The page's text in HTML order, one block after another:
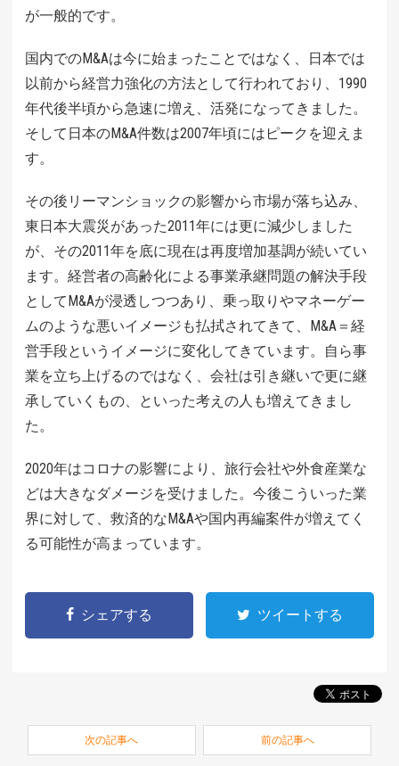
が一般的です。
国内でのM&Aは今に始まったことではなく、日本では
以前から経営力強化の方法として行われており、1990
年代後半頃から急速に増え、活発になってきました。
そして日本のM&A件数は2007年頃にはピークを迎えま
す。
その後リーマンショックの影響から市場が落ち込み、
東日本大震災があった2011年には更に減少しました
が、その2011年を底に現在は再度増加基調が続いてい
ます。経営者の高齢化による事業承継問題の解決手段
としてM&Aが浸透しつつあり、乗っ取りやマネーゲー
ムのような悪いイメージも払拭されてきて、M&A＝経
営手段というイメージに変化してきています。自ら事
業を立ち上げるのではなく、会社は引き継いで更に継
承していくもの、といった考えの人も増えてきまし
た。
2020年はコロナの影響により、旅行会社や外食産業な
どは大きなダメージを受けました。今後こういった業
界に対して、救済的なM&Aや国内再編案件が増えてく
る可能性が高まっています。
シェアする ツイートする
次の記事へ 前の記事へ